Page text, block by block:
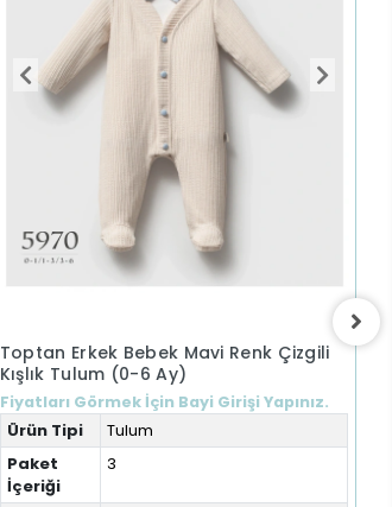
Toptan Erkek Bebek Mavi Renk Çizgili
Kışlık Tulum (0-6 Ay)
Fiyatları Görmek İçin Bayi Girişi Yapınız.
Ürün Tipi
Tulum
Paket
İçeriği
3